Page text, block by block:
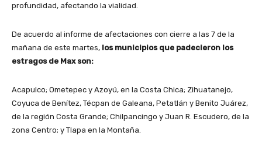
profundidad, afectando la vialidad.
De acuerdo al informe de afectaciones con cierre a las 7 de la
mañana de este martes, los municipios que padecieron los
estragos de Max son:
Acapulco; Ometepec y Azoyú, en la Costa Chica; Zihuatanejo,
Coyuca de Benítez, Técpan de Galeana, Petatlán y Benito Juárez,
de la región Costa Grande; Chilpancingo y Juan R. Escudero, de la
zona Centro; y Tlapa en la Montaña.